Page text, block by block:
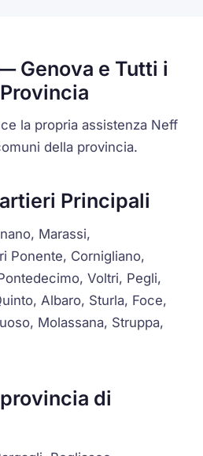
Genova e Tutti i
la propria assistenza Neff
della provincia.
Principali
Marassi,
Ponente, Cornigliano,
Voltri, Pegli,
Albaro, Sturla, Foce,
Molassana, Struppa,
di